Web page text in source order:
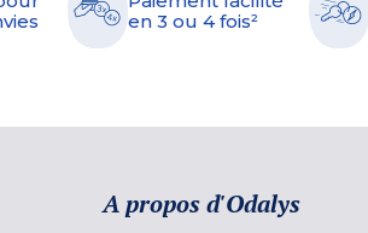
en 3 ou 4 fois²
A propos d'Odalys